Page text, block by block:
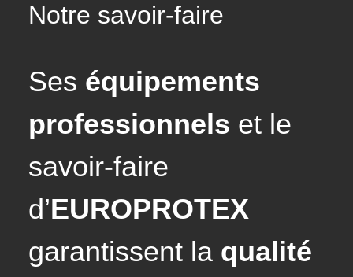
Notre savoir-faire
Ses équipements
professionnels et le
savoir-faire
d’EUROPROTEX
garantissent la qualité